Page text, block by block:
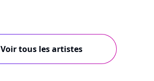
Voir tous les artistes